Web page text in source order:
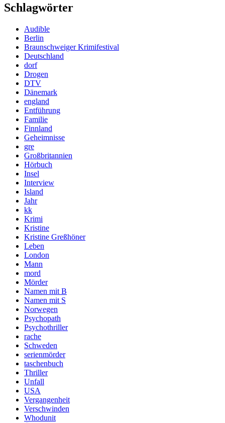
Schlagwörter
Audible
Berlin
Braunschweiger Krimifestival
Deutschland
dorf
Drogen
DTV
Dänemark
england
Entführung
Familie
Finnland
Geheimnisse
gre
Großbritannien
Hörbuch
Insel
Interview
Island
Jahr
kk
Krimi
Kristine
Kristine Greßhöner
Leben
London
Mann
mord
Mörder
Namen mit B
Namen mit S
Norwegen
Psychopath
Psychothriller
rache
Schweden
serienmörder
taschenbuch
Thriller
Unfall
USA
Vergangenheit
Verschwinden
Whodunit